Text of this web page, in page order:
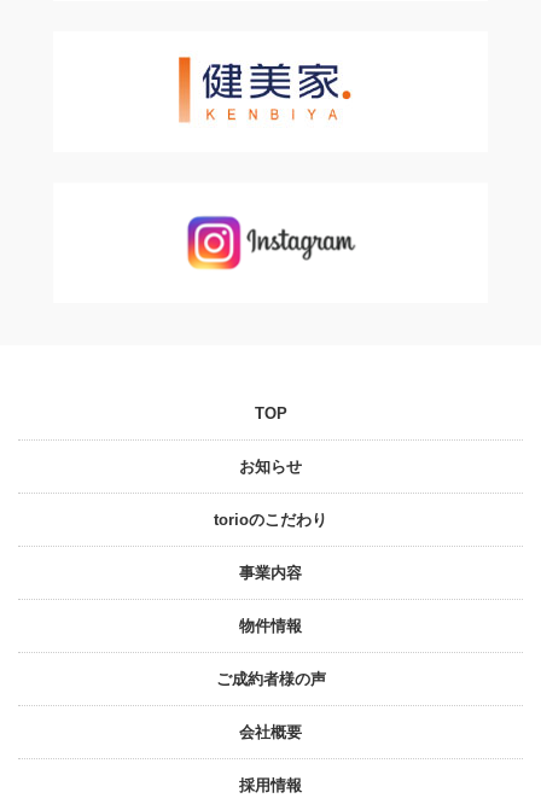
TOP
お知らせ
torioのこだわり
事業内容
物件情報
ご成約者様の声
会社概要
採⽤情報